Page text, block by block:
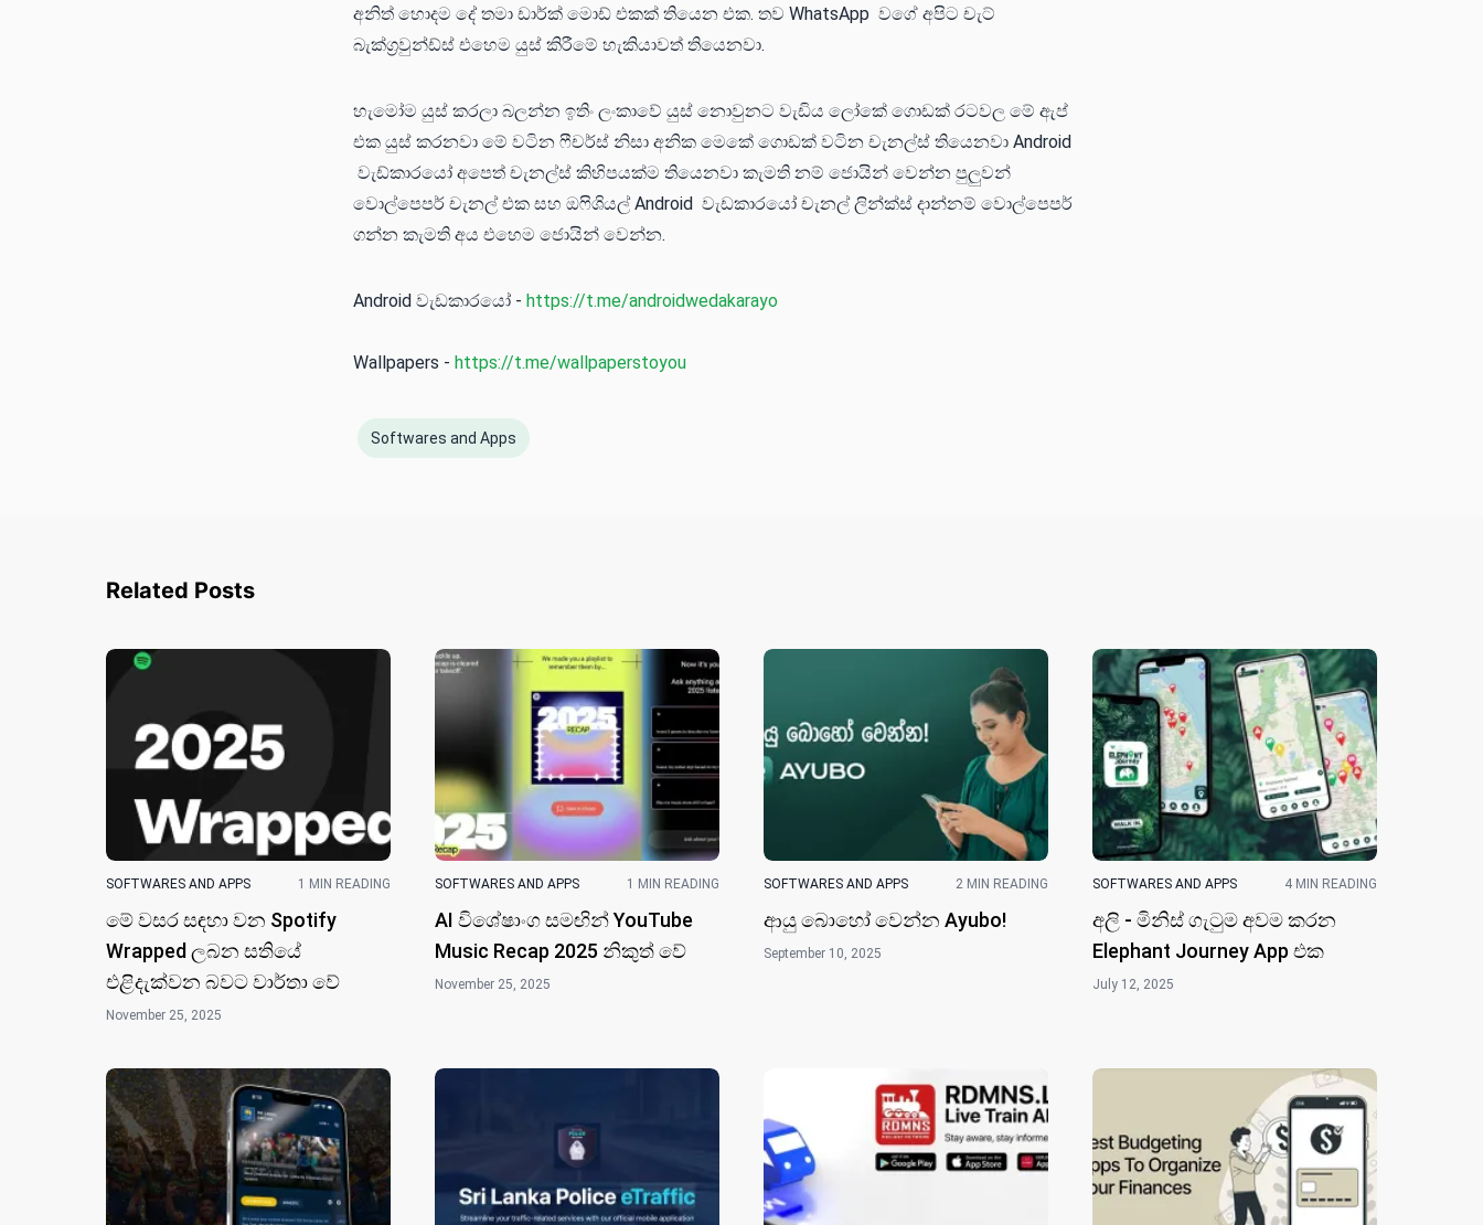
අනිත් හොදම දේ තමා ඩාර්ක් මොඩ් එකක් තියෙන එක. තව WhatsApp වගේ අපිට චැට්
බැක්ග්‍රවුන්ඩ්ස් එහෙම යුස් කිරීමේ හැකියාවත් තියෙනවා.
හැමෝම යුස් කරලා බලන්න ඉතිං ලංකාවේ යුස් නොවුනට වැඩිය ලෝකේ ගොඩක් රටවල මේ ඇප්
එක යුස් කරනවා මේ වටින ෆීචර්ස් නිසා අනික මෙකේ ගොඩක් වටින චැනල්ස් තියෙනවා Android
වැඩ්කාරයෝ අපෙත් චැනල්ස් කිහිපයක්ම තියෙනවා කැමති නම් ජොයින් වෙන්න පුලුවන්
වොල්පෙපර් චැනල් එක සහ ඔෆිශියල් Android වැඩකාරයෝ චැනල් ලින්ක්ස් දාන්නම් වොල්පෙපර්
ගන්න කැමති අය එහෙම ජොයින් වෙන්න.
Android වැඩකාරයෝ - https://t.me/androidwedakarayo
Wallpapers - https://t.me/wallpaperstoyou
Softwares and Apps
Related Posts
SOFTWARES AND APPS 1 MIN READING
මේ වසර සඳහා වන Spotify
Wrapped ලබන සතියේ
එළිදැක්වන බවට වාර්තා වේ
November 25, 2025
SOFTWARES AND APPS 1 MIN READING
AI විශේෂාංග සමඟින් YouTube
Music Recap 2025 නිකුත් වේ
November 25, 2025
SOFTWARES AND APPS 2 MIN READING
ආයු බොහෝ වෙන්න Ayubo!
September 10, 2025
SOFTWARES AND APPS 4 MIN READING
අලි - මිනිස් ගැටුම අවම කරන
Elephant Journey App එක
July 12, 2025